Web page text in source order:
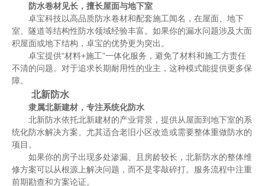
防水卷材见长，擅长屋面与地下室
卓宝科技以高品质防水卷材和配套施工闻名，在屋面、地下
室、隧道等结构性防水领域经验丰富。如果你的漏水问题涉及大面
积屋面或地下结构，卓宝的优势更为突出。
卓宝提供“材料+施工”一体化服务，避免了材料和施工方责任
不清的问题。对于追求长期耐用性的业主，这种模式能提供更多保
障。
北新防水
隶属北新建材，专注系统化防水
北新防水依托北新建材的产业背景，提供从屋面到地下室的系
统化防水解决方案。尤其适合老旧小区改造或需要整体重做防水的
项目。
如果你的房子出现多处渗漏、且房龄较长，北新防水的整体维
修方案可以从根源上解决问题，而不是零敲碎打。服务流程中注重
前期勘查和方案论证。